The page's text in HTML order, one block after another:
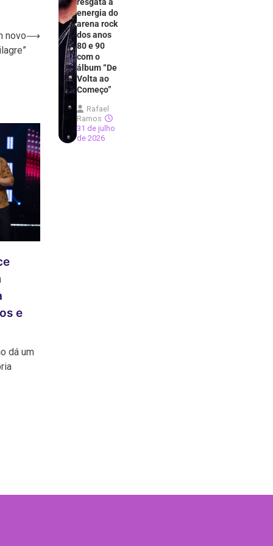
novo⟶
e
dá um
energia do
arena rock
dos anos
80 e 90
com o
álbum “De
Volta ao
Começo”
Rafael
Ramos
31 de julho
de 2026